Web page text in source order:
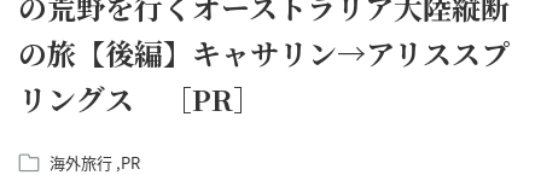
の旅【後編】キャサリン→アリススプ
リングス ［PR］
海外旅行 PR